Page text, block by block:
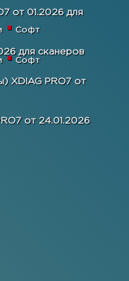
от 01.2026 для
Софт
для сканеров
Софт
XDIAG PRO7 от
от 24.01.2026